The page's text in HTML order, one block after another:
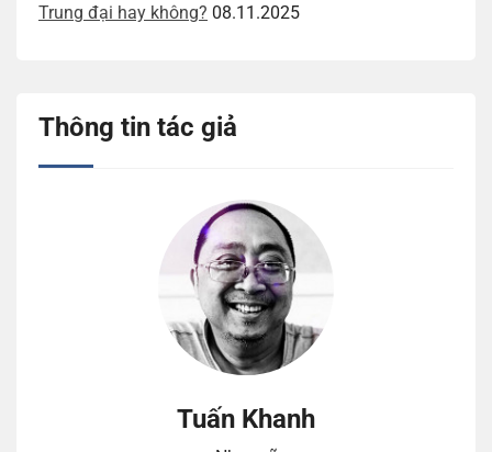
Trung đại hay không? 08.11.2025
Thông tin tác giả
Tuấn Khanh